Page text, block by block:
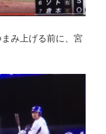
み上げる前に、宮